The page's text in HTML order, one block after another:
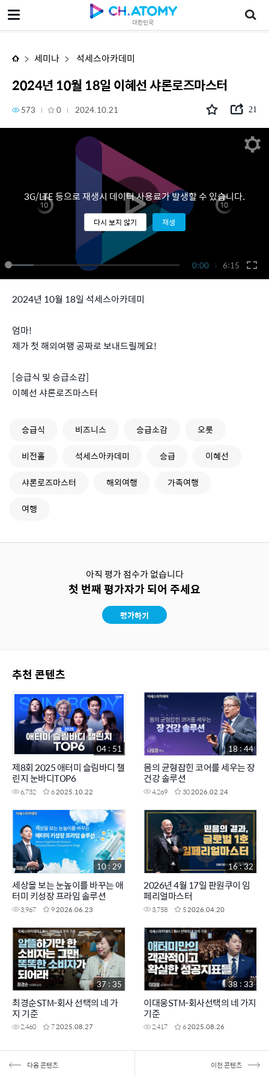
대한민국
2024년 10월 18일 이혜선 샤론로즈마스터
세미나 석세스아카데미
2024년 10월 18일 이혜선 샤론로즈마스터
573 0 2024.10.21 21
0:00 6:15
3G/LTE 등으로 재생시 데이터 사용료가 발생할 수 있습니다.
다시 보지 않기 재생
2024년 10월 18일 석세스아카데미
엄마!
제가 첫 해외여행 공짜로 보내드릴께요!
[승급식 및 승급소감]
이혜선 샤론로즈마스터
승급식 비즈니스 승급소감
오롯
비전홀
석세스아카데미 승급
이혜선
샤론로즈마스터
해외여행
가족여행
여행
아직 평가 점수가 없습니다
첫 번째 평가자가 되어 주세요
평가하기
추천 콘텐츠
제8회 2025 애터미 슬림바디 챌
린지 눈바디TOP6
6,732 62025.10.22
04 : 51
몸의 균형잡힌 코어를 세우는 장
건강 솔루션
4,269 302026.02.24
18 : 44
세상을 보는 눈높이를 바꾸는 애
터미 키성장 프라임 솔루션
3,967 92026.06.23
10 : 29
2026년 4월 17일 판원쿠이 임
페리얼마스터
3,758 52026.04.20
16 : 32
최경순STM-회사 선택의 네 가
지 기준
2,460 72025.08.27
37 : 35
이대웅STM-회사선택의 네 가지
기준
2,417 62025.08.26
38 : 33
다음 콘텐츠 이전 콘텐츠